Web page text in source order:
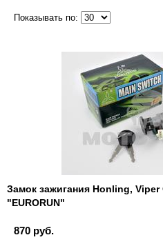
Показывать по:
Замок зажигания Honling, Viper
"EURORUN"
870 руб.